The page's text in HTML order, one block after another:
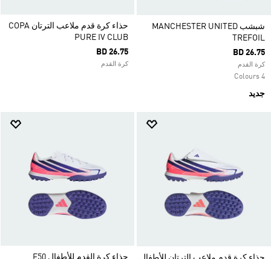
شبشب MANCHESTER UNITED
TREFOIL
BD 26.75
كرة القدم
4 Colours
جديد
حذاء كرة قدم ملاعب الترتان COPA
PURE IV CLUB
BD 26.75
كرة القدم
حذاء كرة القدم للأطفال F50